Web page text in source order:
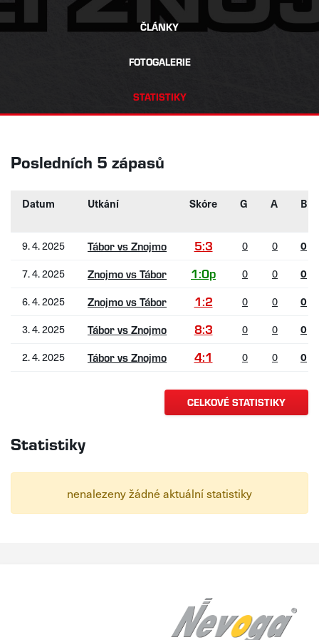
ČLÁNKY
FOTOGALERIE
STATISTIKY
Posledních 5 zápasů
Datum Utkání Skóre G A B
9. 4. 2025 Tábor vs Znojmo 5:3 0 0
0
7. 4. 2025
Znojmo vs Tábor 1:0p 0 0
0
6. 4. 2025
Znojmo vs Tábor 1:2 0 0
0
3. 4. 2025
Tábor vs Znojmo 8:3 0 0
0
2. 4. 2025
Tábor vs Znojmo 4:1 0 0 0
CELKOVÉ STATISTIKY
Statistiky
nenalezeny žádné aktuální statistiky